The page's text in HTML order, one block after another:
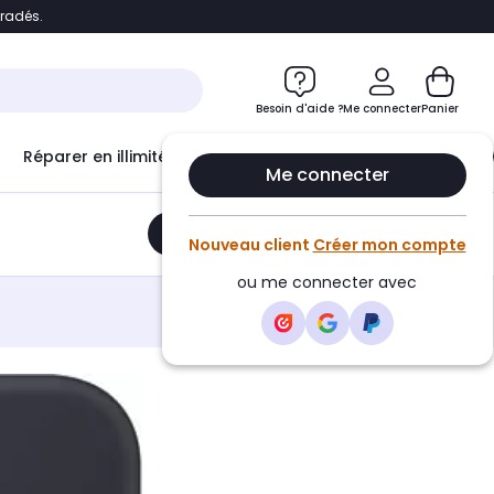
Accéder directement au chatbot
Besoin d'aide ?Me connecter
Me connecter
Nouveau client Créer mon compte
ou me connecter avec
Panier
Réparer en illimité avec Le Club Infinity
Ajouter au panier